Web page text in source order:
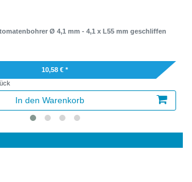
Ø 4,1 mm - 4,1 x L55 mm geschliffen
10,58 € *
In den Warenkorb